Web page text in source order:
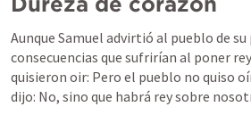
Aunque Samuel advirtió al pueblo de su
consecuencias que sufrirían al poner
quisieron oir: Pero el pueblo no quiso